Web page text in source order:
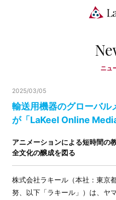
ニュ
輸送用機器のグローバル
が「LaKeel Online
2025/03/05
アニメーションによる短時間の
全文化の醸成を図る
株式会社ラキール（本社：東京
努、以下「ラキール」）は、ヤ